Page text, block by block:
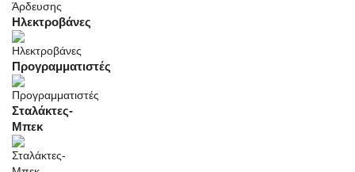
Ηλεκτροβάνες
Προγραμματιστές
Σταλάκτες-
Μπεκ